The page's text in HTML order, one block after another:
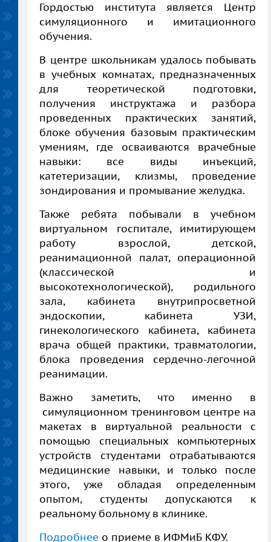
Гордостью института является Центр
симуляционного и имитационного
обучения.
В центре школьникам удалось побывать
в учебных комнатах, предназначенных
для теоретической подготовки,
получения инструктажа и разбора
проведенных практических занятий,
блоке обучения базовым практическим
умениям, где осваиваются врачебные
навыки: все виды инъекций,
катетеризации, клизмы, проведение
зондирования и промывание желудка.
Также ребята побывали в учебном
виртуальном госпитале, имитирующем
работу взрослой, детской,
реанимационной палат, операционной
(классической и
высокотехнологической), родильного
зала, кабинета внутрипросветной
эндоскопии, кабинета УЗИ,
гинекологического кабинета, кабинета
врача общей практики, травматологии,
блока проведения сердечно-легочной
реанимации.
Важно заметить, что именно в
симуляционном тренинговом центре на
макетах в виртуальной реальности с
помощью специальных компьютерных
устройств студентами отрабатываются
медицинские навыки, и только после
этого, уже обладая определенным
опытом, студенты допускаются к
реальному больному в клинике.
Подробнее о приеме в ИФМиБ КФУ.